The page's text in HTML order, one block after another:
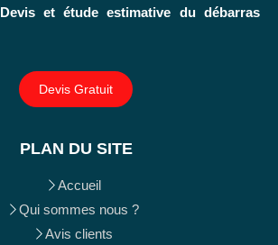
Devis et étude estimative du débarras
Devis Gratuit
PLAN DU SITE
Accueil
Qui sommes nous ?
Avis clients